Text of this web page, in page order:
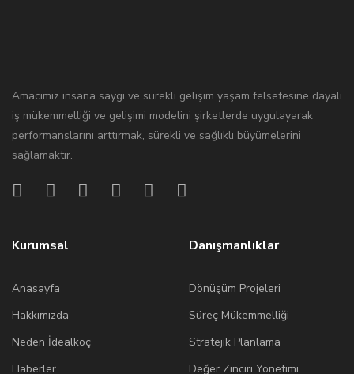
Amacımız insana saygı ve sürekli gelişim yaşam felsefesine dayalı
iş mükemmelliği ve gelişimi modelini şirketlerde uygulayarak
performanslarını arttırmak, sürekli ve sağlıklı büyümelerini
sağlamaktır.
Kurumsal
Anasayfa
Hakkımızda
Neden İdealkoç
Haberler
Danışmanlıklar
Dönüşüm Projeleri
Süreç Mükemmelliği
Stratejik Planlama
Değer Zinciri Yönetimi